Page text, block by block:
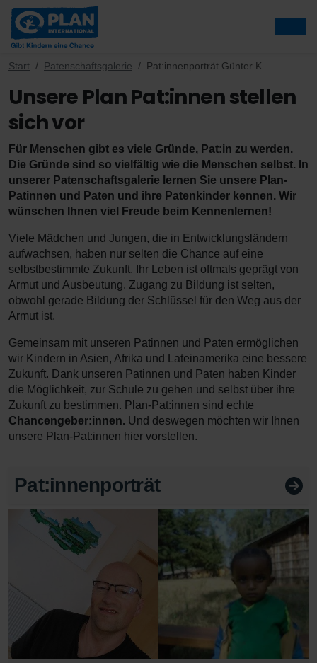
Start Patenschaftsgalerie Pat:innenporträt Günter K.
Unsere Plan Pat:innen stellen
sich vor
Für Menschen gibt es viele Gründe, Pat:in zu werden.
Die Gründe sind so vielfältig wie die Menschen selbst. In
unserer Patenschaftsgalerie lernen Sie unsere Plan-
Patinnen und Paten und ihre Patenkinder kennen. Wir
wünschen Ihnen viel Freude beim Kennenlernen!
Viele Mädchen und Jungen, die in Entwicklungsländern
aufwachsen, haben nur selten die Chance auf eine
selbstbestimmte Zukunft. Ihr Leben ist oftmals geprägt von
Armut und Ausbeutung. Zugang zu Bildung ist selten,
obwohl gerade Bildung der Schlüssel für den Weg aus der
Armut ist.
Gemeinsam mit unseren Patinnen und Paten ermöglichen
wir Kindern in Asien, Afrika und Lateinamerika eine bessere
Zukunft. Dank unseren Patinnen und Paten haben Kinder
die Möglichkeit, zur Schule zu gehen und selbst über ihre
Zukunft zu bestimmen. Plan-Pat:innen sind echte
Chancengeber:innen. Und deswegen möchten wir Ihnen
unsere Plan-Pat:innen hier vorstellen.
Pat:innenporträt